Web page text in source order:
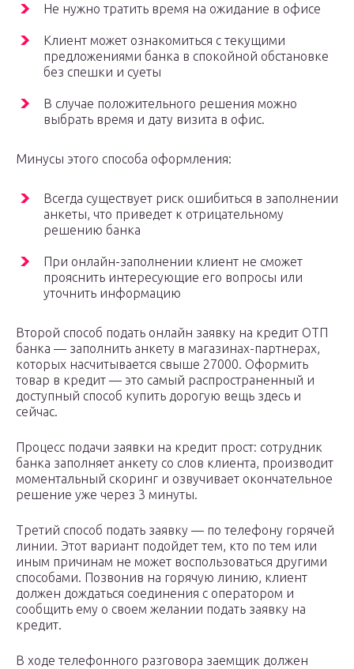
Не нужно тратить время на ожидание в офисе
Клиент может ознакомиться с текущими
предложениями банка в спокойной обстановке
без спешки и суеты
В случае положительного решения можно
выбрать время и дату визита в офис.
Минусы этого способа оформления:
Всегда существует риск ошибиться в заполнении
анкеты, что приведет к отрицательному
решению банка
При онлайн-заполнении клиент не сможет
прояснить интересующие его вопросы или
уточнить информацию
Второй способ подать онлайн заявку на кредит ОТП
банка — заполнить анкету в магазинах-партнерах,
которых насчитывается свыше 27000. Оформить
товар в кредит — это самый распространенный и
доступный способ купить дорогую вещь здесь и
сейчас.
Процесс подачи заявки на кредит прост: сотрудник
банка заполняет анкету со слов клиента, производит
моментальный скоринг и озвучивает окончательное
решение уже через 3 минуты.
Третий способ подать заявку — по телефону горячей
линии. Этот вариант подойдет тем, кто по тем или
иным причинам не может воспользоваться другими
способами. Позвонив на горячую линию, клиент
должен дождаться соединения с оператором и
сообщить ему о своем желании подать заявку на
кредит.
В ходе телефонного разговора заемщик должен